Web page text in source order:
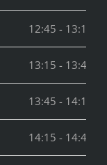
12:45 - 13:15
13:15 - 13:45
13:45 - 14:15
14:15 - 14:45